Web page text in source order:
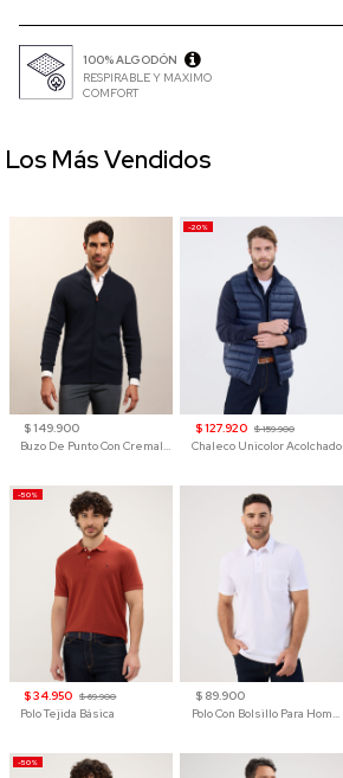
100% ALGODÓN
RESPIRABLE Y MAXIMO
COMFORT
$ 149.900
Buzo De Punto Con Cremallera Para Hombre
-20%
$ 127.920 $ 159.900
Chaleco Unicolor Acolchado
-50%
$ 34.950 $ 69.900
Polo Tejida Básica
$ 89.900
Polo Con Bolsillo Para Hombre
-50%
Los Más Vendidos